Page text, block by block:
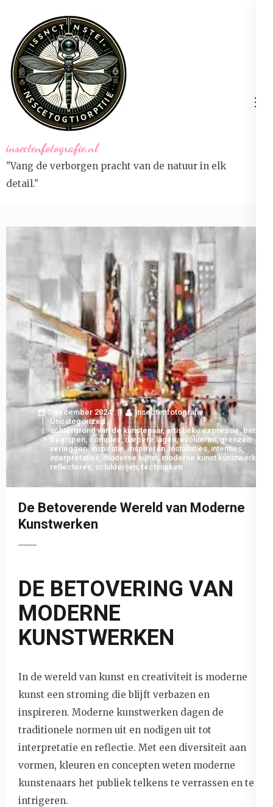
inhoud
(druk
op
Enter)
insectenfotografie.nl
"Vang de verborgen pracht van de natuur in elk
detail."
5 december 2024
insectenfotografie
Uncategorized
achtergrond van de kunstenaar,artistieke expressie, beter
begrijpen, complex,diepere lagen,evolueren,grenzen
verleggen, inspiratie,inspireren, installaties,intenties,
interpretaties, moderne kunst,moderne kunst kunstwerken
reflecteren, schilderijen, technieken
De Betoverende Wereld van Moderne
Kunstwerken
DE BETOVERING VAN
MODERNE
KUNSTWERKEN
In de wereld van kunst en creativiteit is moderne
kunst een stroming die blijft verbazen en
inspireren. Moderne kunstwerken dagen de
traditionele normen uit en nodigen uit tot
interpretatie en reflectie. Met een diversiteit aan
vormen, kleuren en concepten weten moderne
kunstenaars het publiek telkens te verrassen en te
intrigeren.